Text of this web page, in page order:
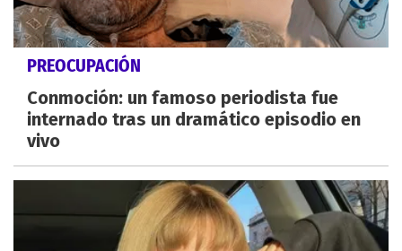
PREOCUPACIÓN
Conmoción: un famoso periodista fue
internado tras un dramático episodio en
vivo